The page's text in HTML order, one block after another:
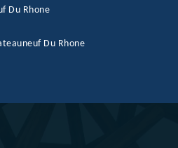
Du Rhone
Du Rhone